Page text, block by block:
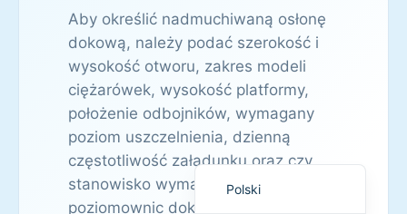
Aby określić nadmuchiwaną osłonę
dokową, należy podać szerokość i
wysokość otworu, zakres modeli
ciężarówek, wysokość platformy,
położenie odbojników, wymagany
poziom uszczelnienia, dzienną
częstotliwość załadunku oraz czy
stanowisko wymaga również
poziomownic dokowych lub
Polski
English
Español
Deutsch
Português do Brasil
日本語
العربية